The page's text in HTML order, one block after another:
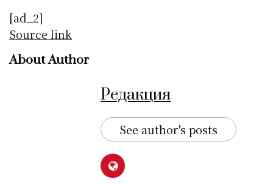
[ad_2]
Source link
About Author
Редакция
See author's posts